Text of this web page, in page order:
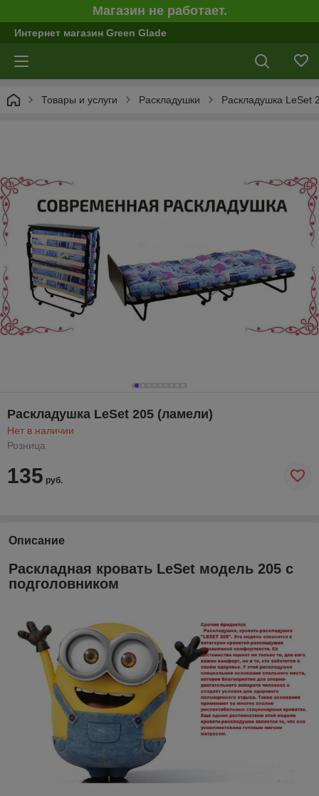
Магазин не работает.
Интернет магазин Green Glade
Товары и услуги Раскладушки Раскладушка LeSet
Раскладушка LeSet 205 (ламели)
Нет в наличии
Розница
135 руб.
Описание
Раскладная кровать LeSet модель 205 с
подголовником